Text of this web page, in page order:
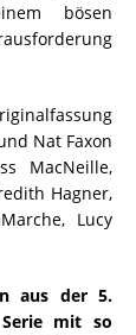
bösen
Nat Faxon
MacNeille,
Hagner,
Lucy
aus der 5.
mit so